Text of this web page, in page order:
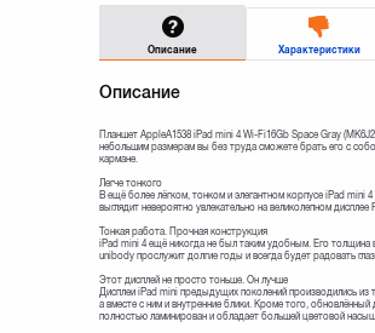
Описание Характеристики
Описание
Планшет AppleA1538 iPad mini 4 Wi-Fi16Gb Space Gray
небольшим размерам вы без труда сможете брать его с
кармане.
Легче тонкого
В ещё более лёгком, тонком и элегантном корпусе iPad
выглядит невероятно увлекательно на великолепном
Тонкая работа. Прочная конструкция
iPad mini 4 ещё никогда не был таким удобным. Его толщина
unibody прослужит долгие годы и всегда будет радовать
Этот дисплей не просто тоньше. Он лучше
Дисплеи iPad mini предыдущих поколений производились
а вместе с ним и внутренние блики. Кроме того,
полностью ламинирован и обладает большей цветовой